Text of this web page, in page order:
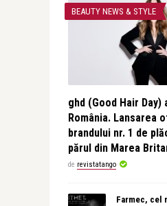
BEAUTY NEWS & STYLE
ghd (Good Hair Day)
România. Lansarea
brandului nr. 1 de
părul din Marea
de revistatango
Farmec, cel